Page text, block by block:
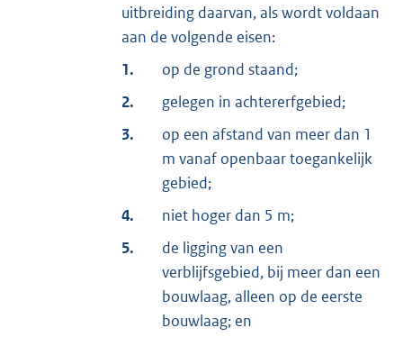
uitbreiding daarvan, als wordt voldaan
aan de volgende eisen:
1.
op de grond staand;
2.
gelegen in achtererfgebied;
3.
op een afstand van meer dan 1
m vanaf openbaar toegankelijk
gebied;
4.
niet hoger dan 5 m;
5.
de ligging van een
verblijfsgebied, bij meer dan een
bouwlaag, alleen op de eerste
bouwlaag; en